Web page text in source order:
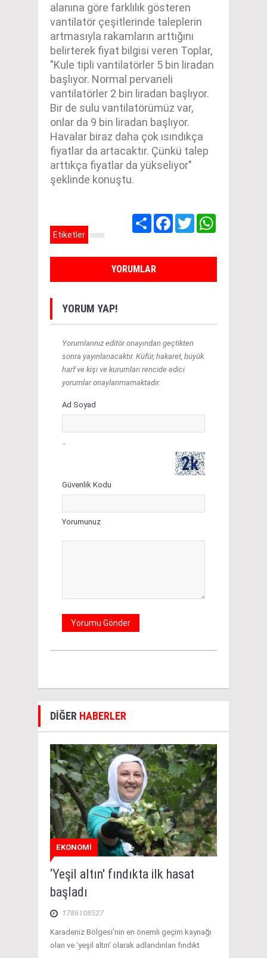
alanına göre farklılık gösteren
vantilatör çeşitlerinde taleplerin
artmasıyla rakamların arttığını
belirterek fiyat bilgisi veren Toplar,
"Kule tipli vantilatörler 5 bin liradan
başlıyor. Normal pervaneli
vantilatörler 2 bin liradan başlıyor.
Bir de sulu vantilatörümüz var,
onlar da 9 bin liradan başlıyor.
Havalar biraz daha çok ısındıkça
fiyatlar da artacaktır. Çünkü talep
arttıkça fiyatlar da yükseliyor"
şeklinde konuştu.
Share Facebook
Twitter
Etiketler
YORUMLAR
YORUM YAP!
Yorumlarınız editör onayından geçtikten
sonra yayınlanacaktır. Küfür, hakaret, büyük
harf ve kişi ve kurumları rencide edici
yorumlar onaylanmamaktadır.
Ad Soyad
Güvenlik Kodu
Yorumunuz
DİĞER HABERLER
EKONOMİ
‘Yeşil altın' fındıkta ilk hasat
başladı
1786108527
Karadeniz Bölgesi'nin en önemli geçim kaynağı
olan ve ‘yeşil altın' olarak adlandırılan fındıkt